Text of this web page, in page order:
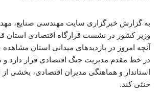
به گزارش خبرگزاری سایت مهندسی صنایع،
وزیر کشور در نشست قرارگاه اقتصادی استان
آنچه امروز در بازدیدهای میدانی استان
در خط مقدم مدیریت جنگ اقتصادی قرار دارد و
استاندار و هماهنگی مدیران اقتصادی، بخشی
خنثی کند.